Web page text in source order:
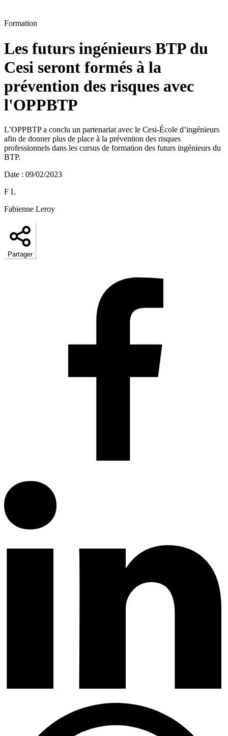
Formation
Les futurs ingénieurs BTP du
Cesi seront formés à la
prévention des risques avec
l'OPPBTP
L’OPPBTP a conclu un partenariat avec le Cesi-École d’ingénieurs
afin de donner plus de place à la prévention des risques
professionnels dans les cursus de formation des futurs ingénieurs du
BTP.
Date : 09/02/2023
F L
Fabienne Leroy
Partager